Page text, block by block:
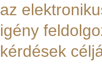
az
igény
kérdések